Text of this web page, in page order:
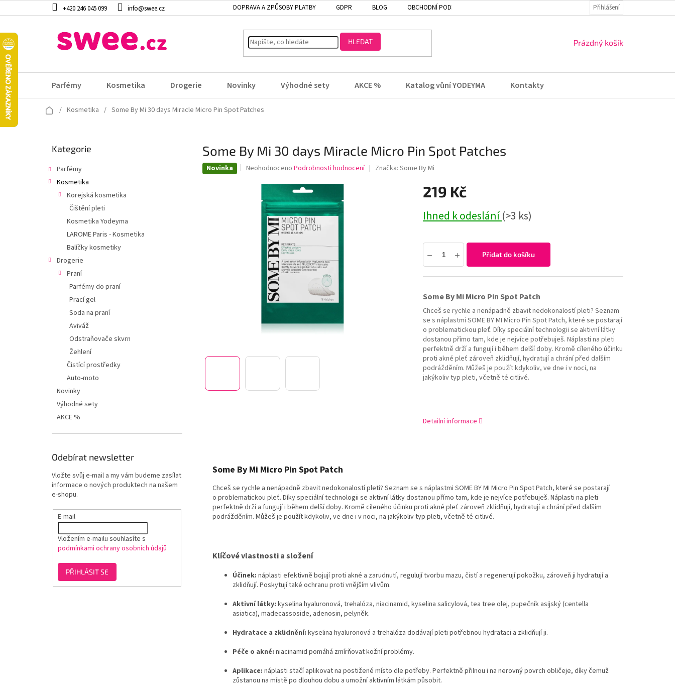
na
+420 246 045 099 info@swee.cz DOPRAVA A ZPŮSOBY PLATBY GDPR BLOG OBCHODNÍ PODMÍNKY Přihlášení
HLEDAT
NÁKUPNÍ
Prázdný košík
Parfémy Kosmetika Drogerie Novinky Výhodné sety AKCE % Katalog vůní YODEYMA Kontakty
Domů
/ Kosmetika / Some By Mi 30 days Miracle Micro Pin Spot Patches
Přeskočit
Kategorie
Parfémy
Kosmetika
Korejská kosmetika
Čištění pleti
Kosmetika Yodeyma
LAROME Paris - Kosmetika
Balíčky kosmetiky
Drogerie
Praní
Parfémy do praní
Prací gel
Soda na praní
Aviváž
Odstraňovače skvrn
Žehlení
Čistící prostředky
Auto-moto
Novinky
Výhodné sety
AKCE %
Odebírat newsletter
Vložte svůj e-mail a my vám budeme zasílat
informace o nových produktech na našem
e-shopu.
E-mail
Vložením e-mailu souhlasíte s
podmínkami ochrany osobních údajů
PŘIHLÁSIT SE
Some By Mi 30 days Miracle Micro Pin Spot Patches
Novinka
Průměrné
produktu
hvězdiček.
Neohodnoceno Podrobnosti hodnocení Značka: Some By Mi
219 Kč
Ihned k odeslání(>3 ks)
Přidat do košíku
Some By Mi Micro Pin Spot Patch
Chceš se rychle a nenápadně zbavit nedokonalostí pleti? Seznam
se s náplastmi SOME BY MI Micro Pin Spot Patch, které se postarají
o problematickou pleť. Díky speciální technologii se aktivní látky
dostanou přímo tam, kde je nejvíce potřebuješ. Náplasti na pleti
perfektně drží a fungují i během delší doby. Kromě cíleného účinku
proti akné pleť zároveň zklidňují, hydratují a chrání před dalším
podrážděním. Můžeš je použít kdykoliv, ve dne i v noci, na
jakýkoliv typ pleti, včetně té citlivé.
Detailní informace
Some By Mi Micro Pin Spot Patch
Chceš se rychle a nenápadně zbavit nedokonalostí pleti? Seznam se s náplastmi SOME BY MI Micro Pin Spot Patch, které se postarají
o problematickou pleť. Díky speciální technologii se aktivní látky dostanou přímo tam, kde je nejvíce potřebuješ. Náplasti na pleti
perfektně drží a fungují i během delší doby. Kromě cíleného účinku proti akné pleť zároveň zklidňují, hydratují a chrání před dalším
podrážděním. Můžeš je použít kdykoliv, ve dne i v noci, na jakýkoliv typ pleti, včetně té citlivé.
Klíčové vlastnosti a složení
Účinek: náplasti efektivně bojují proti akné a zarudnutí, regulují tvorbu mazu, čistí a regenerují pokožku, zároveň ji hydratují a
zklidňují. Poskytují také ochranu proti vnějším vlivům.
Aktivní látky: kyselina hyaluronová, trehalóza, niacinamid, kyselina salicylová, tea tree olej, pupečník asijský (centella
asiatica), madecassoside, adenosin, pelyněk.
Hydratace a zklidnění: kyselina hyaluronová a trehalóza dodávají pleti potřebnou hydrataci a zklidňují ji.
Péče o akné: niacinamid pomáhá zmírňovat kožní problémy.
Aplikace: náplasti stačí aplikovat na postižené místo dle potřeby. Perfektně přilnou i na nerovný povrch obličeje, díky čemuž
zůstanou na místě po dlouhou dobu a umožní aktivním látkám působit.